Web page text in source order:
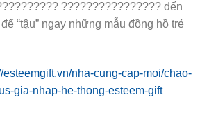
???????????????? đến
“tậu” ngay những mẫu đồng hồ trẻ
esteemgift.vn/nha-cung-cap-moi/chao-
gia-nhap-he-thong-esteem-gift